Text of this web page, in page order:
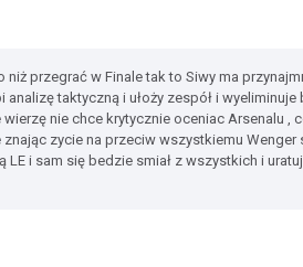
przegrać w Finale tak to Siwy ma
taktyczną i ułoży zespół i wyeliminuje
nie chce krytycznie oceniac Arsenalu ,
zycie na przeciw wszystkiemu Wenger
i sam się bedzie smiał z wszystkich i